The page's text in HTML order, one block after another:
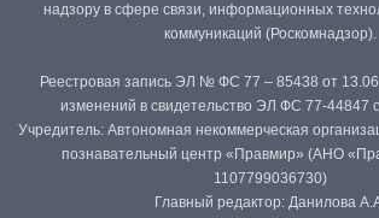
надзору в сфере связи, информационных
коммуникаций (Роскомнадзор).
Реестровая запись ЭЛ № ФС 77 – 85438 от
изменений в свидетельство ЭЛ ФС 77-44847
Учредитель: Автономная некоммерческая
познавательный центр «Правмир» (АНО
1107799036730)
Главный редактор: Данилова